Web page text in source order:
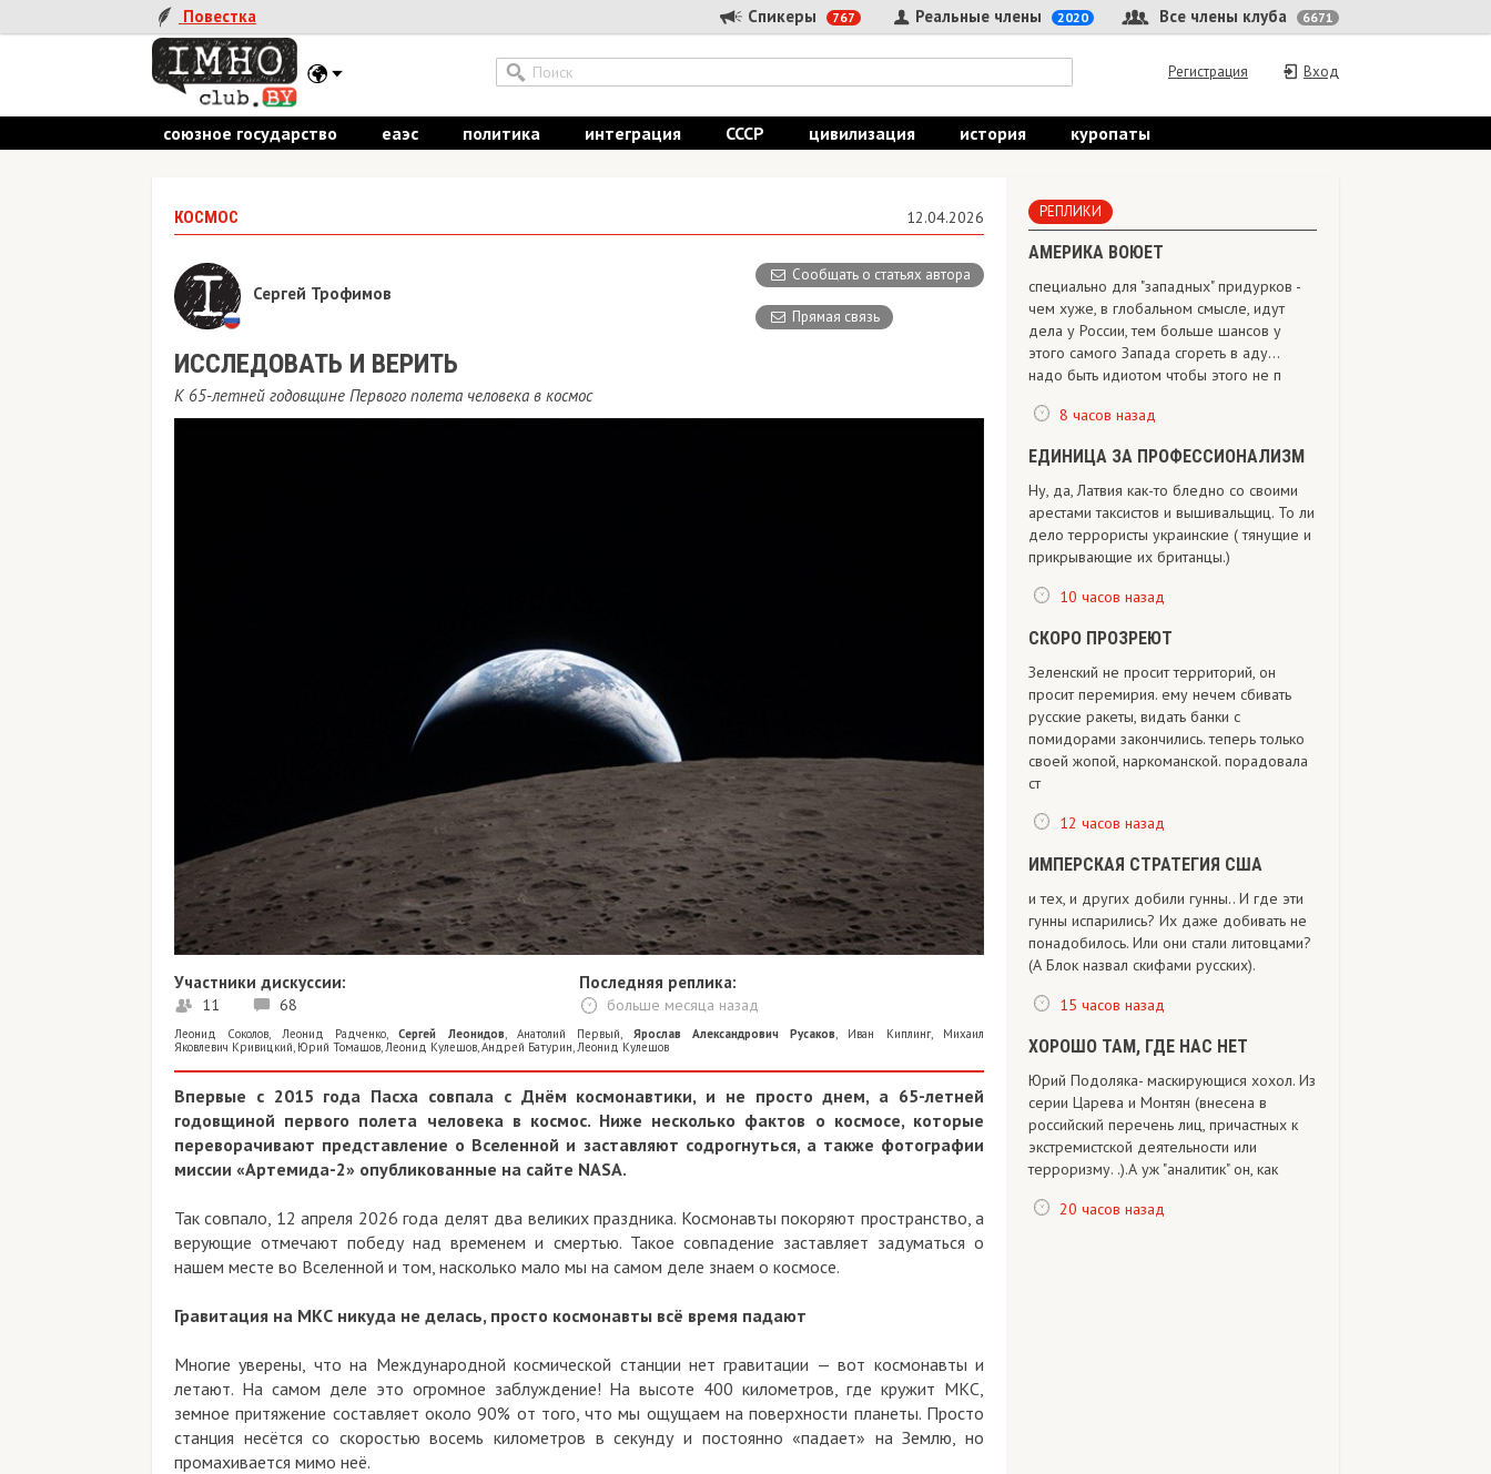
Повестка Спикеры 767 Все члены клуба 6671
Реальные члены 2020
Вход
Регистрация
союзное государство еаэс политика интеграция СССР цивилизация история куропаты
КОСМОС 12.04.2026
Сообщать о статьях автора
Прямая связь
Сергей Трофимов
ИССЛЕДОВАТЬ И ВЕРИТЬ
К 65-летней годовщине Первого полета человека в космос
Участники дискуссии:
11 68
Последняя реплика:
больше месяца назад
Леонид Соколов, Леонид Радченко,Сергей Леонидов, Анатолий Первый, Ярослав Александрович Русаков, Иван Киплинг, Михаил
Яковлевич Кривицкий, Юрий Томашов,Леонид Кулешов,Андрей Батурин,Леонид Кулешов
Впервые с 2015 года Пасха совпала с Днём космонавтики, и не просто днем, а 65-летней
годовщиной первого полета человека в космос. Ниже несколько фактов о космосе, которые
переворачивают представление о Вселенной и заставляют содрогнуться, а также фотографии
миссии «Артемида-2» опубликованные на сайте NASA.
Так совпало, 12 апреля 2026 года делят два великих праздника. Космонавты покоряют пространство, а
верующие отмечают победу над временем и смертью. Такое совпадение заставляет задуматься о
нашем месте во Вселенной и том, насколько мало мы на самом деле знаем о космосе.
Гравитация на МКС никуда не делась, просто космонавты всё время падают
Многие уверены, что на Международной космической станции нет гравитации — вот космонавты и
летают. На самом деле это огромное заблуждение! На высоте 400 километров, где кружит МКС,
земное притяжение составляет около 90% от того, что мы ощущаем на поверхности планеты. Просто
станция несётся со скоростью восемь километров в секунду и постоянно «падает» на Землю, но
промахивается мимо неё.
РЕПЛИКИ
АМЕРИКА ВОЮЕТ
специально для "западных" придурков -
чем хуже, в глобальном смысле, идут
дела у России, тем больше шансов у
этого самого Запада сгореть в аду...
надо быть идиотом чтобы этого не п
8 часов назад
ЕДИНИЦА ЗА ПРОФЕССИОНАЛИЗМ
Ну, да, Латвия как-то бледно со своими
арестами таксистов и вышивальщиц. То ли
дело террористы украинские ( тянущие и
прикрывающие их британцы.)
10 часов назад
СКОРО ПРОЗРЕЮТ
Зеленский не просит территорий, он
просит перемирия. ему нечем сбивать
русские ракеты, видать банки с
помидорами закончились. теперь только
своей жопой, наркоманской. порадовала
ст
12 часов назад
ИМПЕРСКАЯ СТРАТЕГИЯ США
и тех, и других добили гунны.. И где эти
гунны испарились? Их даже добивать не
понадобилось. Или они стали литовцами?
(А Блок назвал скифами русских).
15 часов назад
ХОРОШО ТАМ, ГДЕ НАС НЕТ
Юрий Подоляка- маскирующися хохол. Из
серии Царева и Монтян (внесена в
российский перечень лиц, причастных к
экстремистской деятельности или
терроризму. .).А уж "аналитик" он, как
20 часов назад